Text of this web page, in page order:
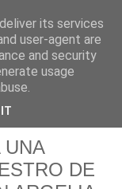
UNA
DE
its services
user-agent are
and security
usage